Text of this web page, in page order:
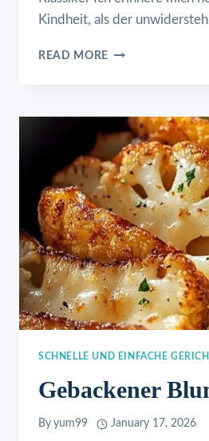
Kindheit, als der
READ MORE ROULADENTOPF
SCHNELLE UND EINFACHE
Gebackener
By yum99 January 17, 2026